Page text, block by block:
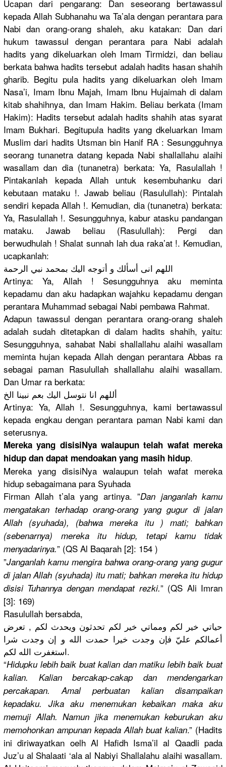
Ucapan dari pengarang: Dan seseorang bertawassul
kepada Allah Subhanahu wa Ta’ala dengan perantara para
Nabi dan orang-orang shaleh, aku katakan: Dan dari
hukum tawassul dengan perantara para Nabi adalah
hadits yang dikeluarkan oleh Imam Tirmidzi, dan beliau
berkata bahwa hadits tersebut adalah hadits hasan shahih
gharib. Begitu pula hadits yang dikeluarkan oleh Imam
Nasa’i, Imam Ibnu Majah, Imam Ibnu Hujaimah di dalam
kitab shahihnya, dan Imam Hakim. Beliau berkata (Imam
Hakim): Hadits tersebut adalah hadits shahih atas syarat
Imam Bukhari. Begitupulahadits yang dkeluarkan Imam
Muslim dari hadits Utsman bin Hanif RA : Sesungguhnya
seorang tunanetra datang kepada Nabi shallallahu alaihi
wasallam dan dia (tunanetra) berkata: Ya, Rasulallah!
Pintakanlah kepada Allah untuk kesembuhanku dari
kebutaan mataku !. Jawab beliau (Rasulullah): Pintalah
sendiri kepada Allah !. Kemudian, dia (tunanetra) berkata:
Ya, Rasulallah!. Sesungguhnya, kabur atasku pandangan
mataku. Jawab beliau (Rasulullah): Pergi dan
berwudhulah ! Shalat sunnah lah dua raka’at !. Kemudian,
ucapkanlah:
اللهم انى أسألك و أتوجه اليك بمحمد نبي الرحمة
Artinya: Ya, Allah ! Sesungguhnya aku meminta
kepadamu dan aku hadapkan wajahku kepadamu dengan
perantara Muhammad sebagai Nabi pembawa Rahmat.
Adapun tawassul dengan perantara orang-orang shaleh
adalah sudah ditetapkandi dalam hadits shahih, yaitu:
Sesungguhnya, sahabat Nabi shallallahu alaihi wasallam
meminta hujan kepada Allah dengan perantara Abbas ra
sebagai paman Rasulullah shallallahu alaihi wasallam.
Dan Umar ra berkata:
أللهم انا نتوسل اليك بعم نبينا الخ
Artinya: Ya, Allah !. Sesungguhnya, kami bertawassul
kepada engkau dengan perantara paman Nabi kami dan
seterusnya.
Mereka yang disisiNya walaupun telah wafat mereka
hidup dan dapat mendoakan yang masih hidup.
Mereka yang disisiNya walaupun telah wafat mereka
hidup sebagaimana para Syuhada
Firman Allah t’ala yang artinya. ”Dan janganlah kamu
mengatakan terhadap orang-orang yang gugur di jalan
Allah (syuhada), (bahwa mereka itu ) mati; bahkan
(sebenarnya) mereka itu hidup, tetapi kamu tidak
menyadarinya.” (QS Al Baqarah [2]: 154 )
”Janganlah kamu mengira bahwa orang-orang yang gugur
di jalan Allah (syuhada) itu mati; bahkan mereka itu hidup
disisi Tuhannya dengan mendapat rezki.” (QS Ali Imran
[3]: 169)
Rasulullah bersabda,
حياتي خير لكم ومماتي خير لكم تحدثون ويحدث لكم , تعرض
أعمالكم عليّ فإن وجدت خيرا حمدت الله و إن وجدت شرا
استغفرت الله لكم.
“Hidupku lebih baik buat kalian dan matiku lebih baik buat
kalian. Kalian bercakap-cakap dan mendengarkan
percakapan. Amal perbuatan kalian disampaikan
kepadaku. Jika aku menemukan kebaikan maka aku
memuji Allah. Namun jika menemukan keburukan aku
memohonkan ampunan kepada Allah buat kalian.” (Hadits
ini diriwayatkan oelh Al Hafidh Isma’il al Qaadli pada
Juz’u al Shalaati ‘ala al Nabiyi Shallalahu alaihi wasallam.